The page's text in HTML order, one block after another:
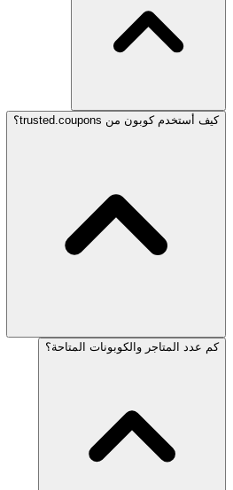
كيف أستخدم كوبون من trusted.coupons؟
كم عدد المتاجر والكوبونات المتاحة؟